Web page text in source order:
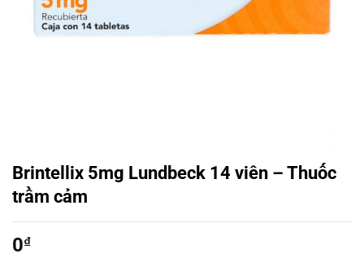
Brintellix 5mg Lundbeck 14 viên – Thuốc
trầm cảm
0₫